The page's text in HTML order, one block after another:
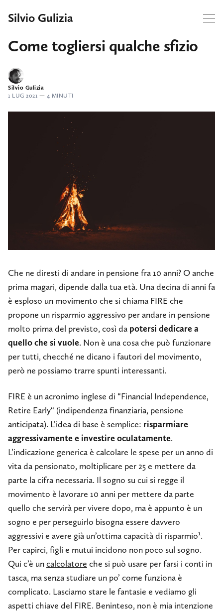
Silvio Gulizia
Come togliersi qualche sfizio
Silvio Gulizia
1 LUG 2021 — 4 MINUTI
Che ne diresti di andare in pensione fra 10 anni? O anche
prima magari, dipende dalla tua età. Una decina di anni fa
è esploso un movimento che si chiama FIRE che
propone un risparmio aggressivo per andare in pensione
molto prima del previsto, così da potersi dedicare a
quello che si vuole. Non è una cosa che può funzionare
per tutti, checché ne dicano i fautori del movimento,
però ne possiamo trarre spunti interessanti.
FIRE è un acronimo inglese di “Financial Independence,
Retire Early“ (indipendenza finanziaria, pensione
anticipata). L’idea di base è semplice: risparmiare
aggressivamente e investire oculatamente.
L’indicazione generica è calcolare le spese per un anno di
vita da pensionato, moltiplicare per 25 e mettere da
parte la cifra necessaria. Il sogno su cui si regge il
movimento è lavorare 10 anni per mettere da parte
quello che servirà per vivere dopo, ma è appunto è un
sogno e per perseguirlo bisogna essere davvero
aggressivi e avere già un’ottima capacità di risparmio1.
Per capirci, figli e mutui incidono non poco sul sogno.
Qui c’è uncalcolatore che si può usare per farsi i conti in
tasca, ma senza studiare un po’ come funziona è
complicato. Lasciamo stare le fantasie e vediamo gli
aspetti chiave del FIRE. Beninteso, non è mia intenzione